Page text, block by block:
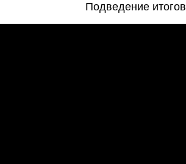
Подведение итогов